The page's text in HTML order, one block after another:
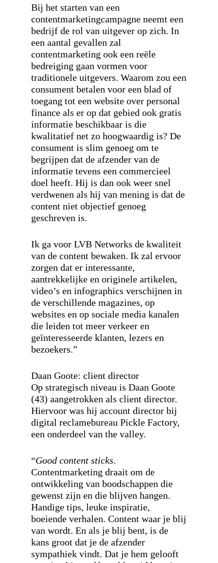
Bij het starten van een
contentmarketingcampagne neemt een
bedrijf de rol van uitgever op zich. In
een aantal gevallen zal
contentmarketing ook een reële
bedreiging gaan vormen voor
traditionele uitgevers. Waarom zou een
consument betalen voor een blad of
toegang tot een website over personal
finance als er op dat gebied ook gratis
informatie beschikbaar is die
kwalitatief net zo hoogwaardig is? De
consument is slim genoeg om te
begrijpen dat de afzender van de
informatie tevens een commercieel
doel heeft. Hij is dan ook weer snel
verdwenen als hij van mening is dat de
content niet objectief genoeg
geschreven is.
Ik ga voor LVB Networks de kwaliteit
van de content bewaken. Ik zal ervoor
zorgen dat er interessante,
aantrekkelijke en originele artikelen,
video’s en infographics verschijnen in
de verschillende magazines, op
websites en op sociale media kanalen
die leiden tot meer verkeer en
geïnteresseerde klanten, lezers en
bezoekers.”
Daan Goote: client director
Op strategisch niveau is Daan Goote
(43) aangetrokken als client director.
Hiervoor was hij account director bij
digital reclamebureau Pickle Factory,
een onderdeel van the valley.
“Good content sticks.
Contentmarketing draait om de
ontwikkeling van boodschappen die
gewenst zijn en die blijven hangen.
Handige tips, leuke inspiratie,
boeiende verhalen. Content waar je blij
van wordt. En als je blij bent, is de
kans groot dat je de afzender
sympathiek vindt. Dat je hem gelooft